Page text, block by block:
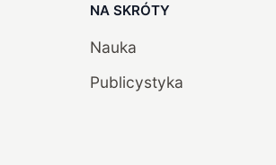
NA SKRÓTY
Nauka
Publicystyka